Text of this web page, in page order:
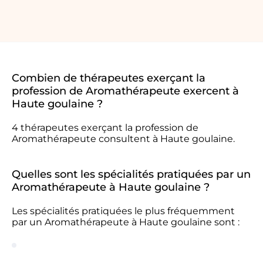
Combien de thérapeutes exerçant la
profession de Aromathérapeute exercent à
Haute goulaine ?
4 thérapeutes exerçant la profession de
Aromathérapeute consultent à Haute goulaine.
Quelles sont les spécialités pratiquées par un
Aromathérapeute à Haute goulaine ?
Les spécialités pratiquées le plus fréquemment
par un Aromathérapeute à Haute goulaine sont :